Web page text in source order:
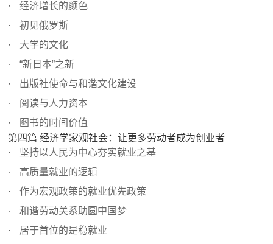
经济增长的颜色
初见俄罗斯
大学的文化
“新日本”之新
出版社使命与和谐文化建设
阅读与人力资本
图书的时间价值
第四篇 经济学家观社会：让更多劳动者成为创业者
坚持以人民为中心夯实就业之基
高质量就业的逻辑
作为宏观政策的就业优先政策
和谐劳动关系助圆中国梦
居于首位的是稳就业